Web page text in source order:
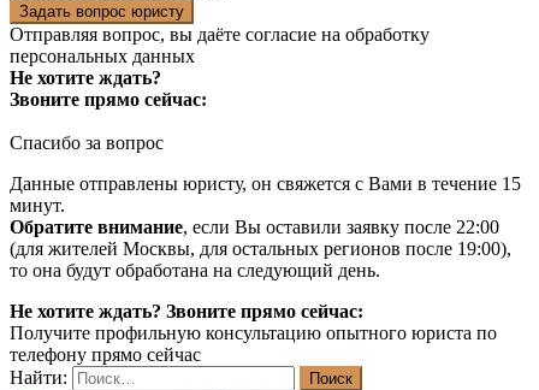
Задать вопрос юристу
Отправляя вопрос, вы даёте согласие на обработку
персональных данных
Не хотите ждать?
Звоните прямо сейчас:
Спасибо за вопрос
Данные отправлены юристу, он свяжется с Вами в течение 15
минут.
Обратите внимание, если Вы оставили заявку после 22:00
(для жителей Москвы, для остальных регионов после 19:00),
то она будут обработана на следующий день.
Не хотите ждать? Звоните прямо сейчас:
Получите профильную консультацию опытного юриста по
телефону прямо сейчас
Найти: